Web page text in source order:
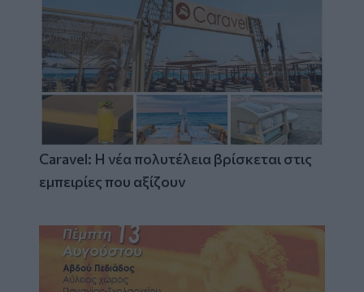
Caravel: Η νέα πολυτέλεια βρίσκεται στις
εμπειρίες που αξίζουν